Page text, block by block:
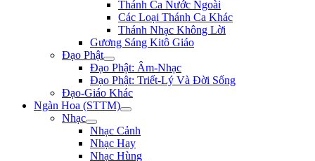
Thánh Ca Nước Ngoài
Các Loại Thánh Ca Khác
Thánh Nhạc Không Lời
Gương Sáng Kitô Giáo
Đạo Phật
Đạo Phật: Âm-Nhạc
Đạo Phật: Triết-Lý Và Đời Sống
Đạo-Giáo Khác
Ngàn Hoa (STTM)
Nhạc
Nhạc Cảnh
Nhạc Hay
Nhạc Hùng